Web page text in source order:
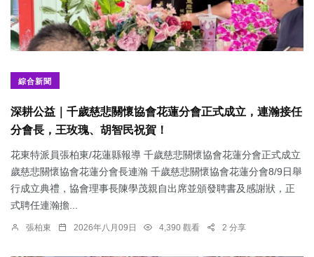
綜合新聞
深耕公益｜千歲慈悲關懷協會花蓮分會正式成立，連瀚接任
分會長，王玫瑰、胡智民祝賀！
花東特派員張柏東/花蓮縣報導 千歲慈悲關懷協會花蓮分會正式成立
歲慈悲關懷協會花蓮分會長連瀚 千歲慈悲關懷協會花蓮分會8/9日舉
行成立典禮，協會理事長陳學茂親自出席並頒發聘書及感謝狀，正
式聘任連瀚擔...
張柏東 2026年八月09日 4,390 觀看 2 分享